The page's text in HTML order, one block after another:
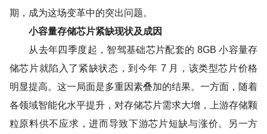
期，成为这场变革中的突出问题。
小容量存储芯片紧缺现状及成因
从去年四季度起，智驾基础芯片配套的 8GB 小容量存
储芯片就陷入了紧缺状态，到今年 7 月，该类型芯片价格
明显提高。这一局面是多重因素叠加的结果。一方面，随着
各领域智能化水平提升，对存储芯片需求大增，上游存储颗
粒原料供不应求，进而导致下游芯片短缺与涨价。另一方